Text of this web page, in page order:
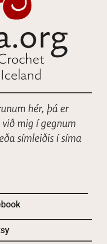
hér, þá er
mig í gegnum
símleiðis í síma